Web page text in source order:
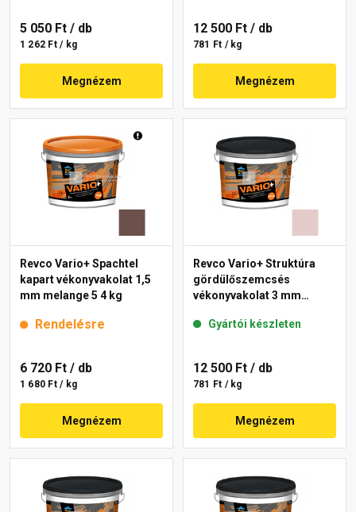
5 050 Ft / db
1 262 Ft / kg
Megnézem
12 500 Ft / db
781 Ft / kg
Megnézem
Revco Vario+ Spachtel
kapart vékonyvakolat 1,5
mm melange 5 4 kg
Rendelésre
6 720 Ft / db
1 680 Ft / kg
Megnézem
Revco Vario+ Struktúra
gördülőszemcsés
vékonyvakolat 3 mm
Gyártói készleten
12 500 Ft / db
781 Ft / kg
Megnézem